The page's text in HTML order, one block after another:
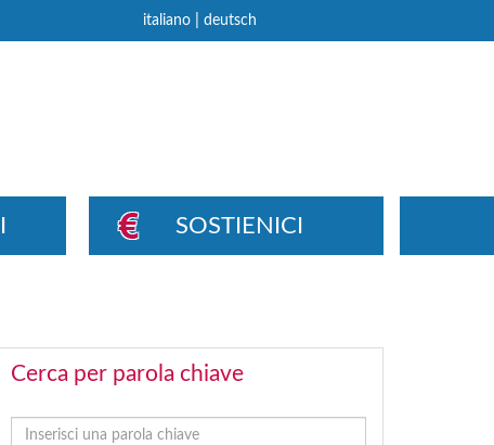
italiano| deutsch
SOSTIENICI
Cerca per parola chiave